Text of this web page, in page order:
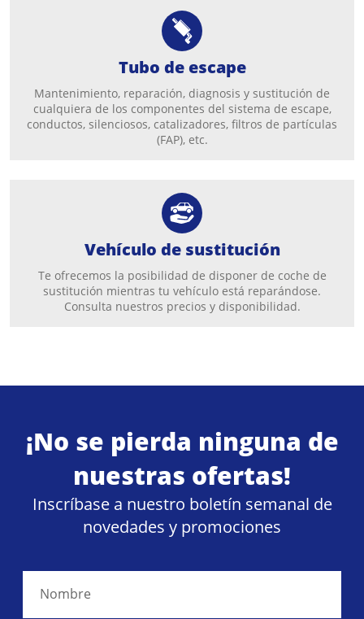
Tubo de escape
Mantenimiento, reparación, diagnosis y sustitución de
cualquiera de los componentes del sistema de escape,
conductos, silenciosos, catalizadores, filtros de partículas
(FAP), etc.
Vehículo de sustitución
Te ofrecemos la posibilidad de disponer de coche de
sustitución mientras tu vehículo está reparándose.
Consulta nuestros precios y disponibilidad.
¡No se pierda ninguna de
nuestras ofertas!
Inscríbase a nuestro boletín semanal de
novedades y promociones
Nombre